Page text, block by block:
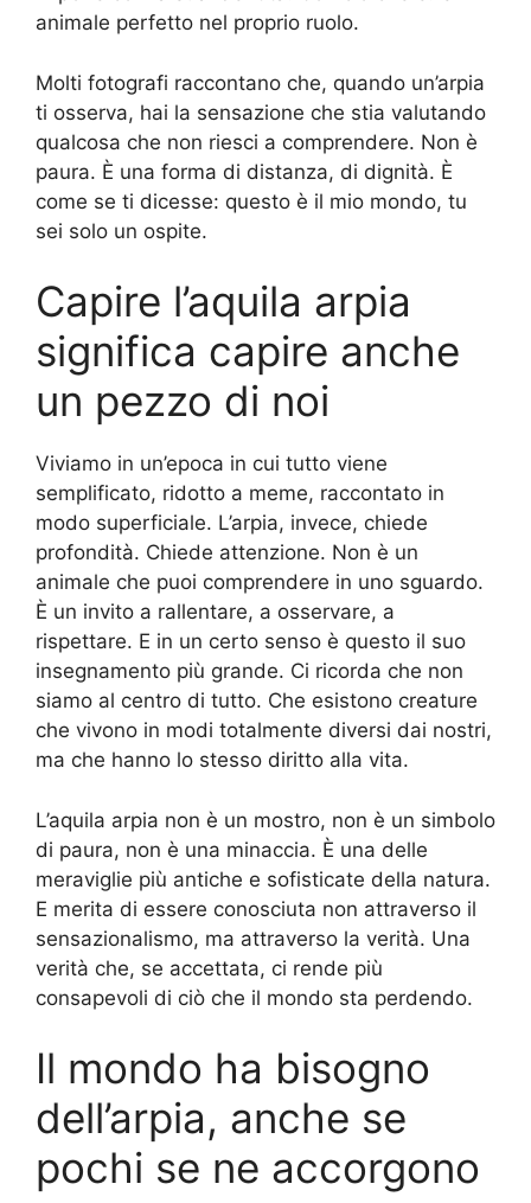
animale perfetto nel proprio ruolo.
Molti fotografi raccontano che, quando un’arpia
ti osserva, hai la sensazione che stia valutando
qualcosa che non riesci a comprendere. Non è
paura. È una forma di distanza, di dignità. È
come se ti dicesse: questo è il mio mondo, tu
sei solo un ospite.
Capire l’aquila arpia
significa capire anche
un pezzo di noi
Viviamo in un’epoca in cui tutto viene
semplificato, ridotto a meme, raccontato in
modo superficiale. L’arpia, invece, chiede
profondità. Chiede attenzione. Non è un
animale che puoi comprendere in uno sguardo.
È un invito a rallentare, a osservare, a
rispettare. E in un certo senso è questo il suo
insegnamento più grande. Ci ricorda che non
siamo al centro di tutto. Che esistono creature
che vivono in modi totalmente diversi dai nostri,
ma che hanno lo stesso diritto alla vita.
L’aquila arpia non è un mostro, non è un simbolo
di paura, non è una minaccia. È una delle
meraviglie più antiche e sofisticate della natura.
E merita di essere conosciuta non attraverso il
sensazionalismo, ma attraverso la verità. Una
verità che, se accettata, ci rende più
consapevoli di ciò che il mondo sta perdendo.
Il mondo ha bisogno
dell’arpia, anche se
pochi se ne accorgono